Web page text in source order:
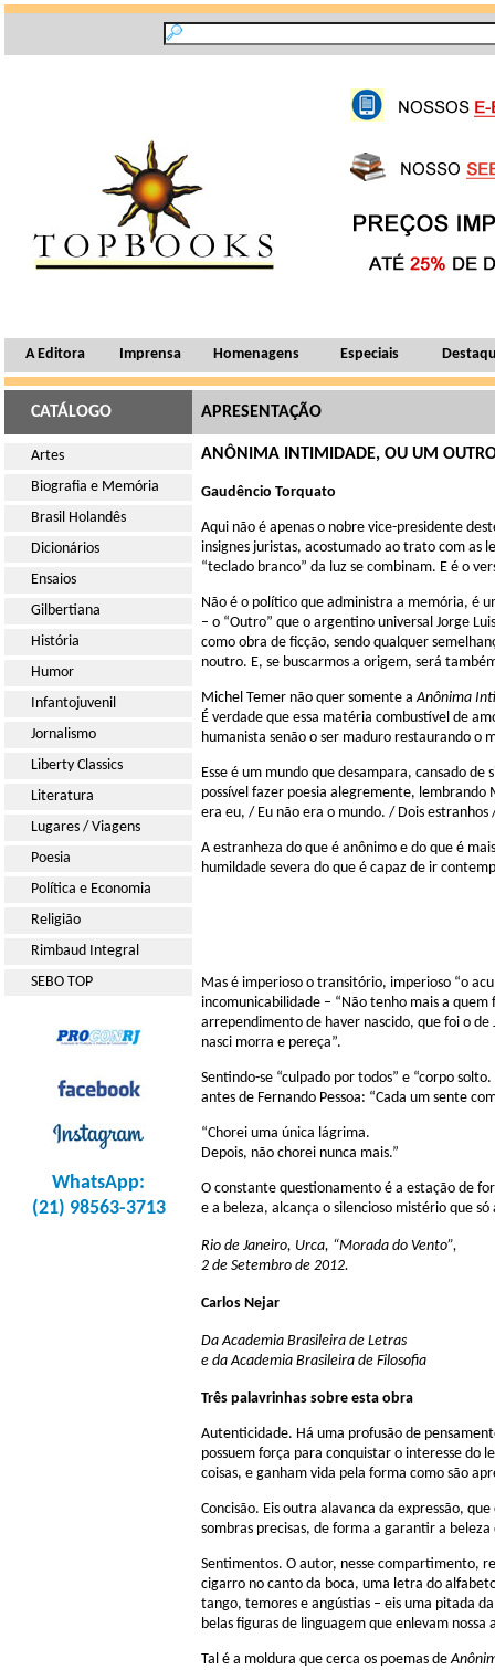
A Editora Imprensa Homenagens Especiais
CATÁLOGO APRESENTAÇÃO
Artes
Biografia e Memória
Brasil Holandês
Dicionários
Ensaios
Gilbertiana
História
Humor
Infantojuvenil
Jornalismo
Liberty Classics
Literatura
Lugares / Viagens
Poesia
Política e Economia
Religião
Rimbaud Integral
SEBO TOP
WhatsApp:
(21) 98563-3713
ANÔNIMA INTIMIDADE, OU UM
Gaudêncio Torquato
Aqui não é apenas o nobre vice-presidente
insignes juristas, acostumado ao trato com as
“teclado branco” da luz se combinam. E é o
Não é o político que administra a memória, é
– o “Outro” que o argentino universal Jorge
como obra de ficção, sendo qualquer
noutro. E, se buscarmos a origem, será
Michel Temer não quer somente aAnônima
É verdade que essa matéria combustível de
humanista senão o ser maduro restaurando o
Esse é um mundo que desampara, cansado
possível fazer poesia alegremente, lembrando
era eu, / Eu não era o mundo. / Dois
A estranheza do que é anônimo e do que é
humildade severa do que é capaz de ir
Mas é imperioso o transitório, imperioso “o
incomunicabilidade – “Não tenho mais a
arrependimento de haver nascido, que foi o de
nasci morra e pereça”.
Sentindo-se “culpado por todos” e “corpo
antes de Fernando Pessoa: “Cada um sente
“Chorei uma única lágrima.
Depois, não chorei nunca mais.”
O constante questionamento é a estação de
e a beleza, alcança o silencioso mistério que
Rio de Janeiro, Urca, “Morada do Vento”,
2 de Setembro de 2012.
Carlos Nejar
Da Academia Brasileira de Letras
e da Academia Brasileira de Filosofia
Três palavrinhas sobre esta obra
Autenticidade. Há uma profusão de
possuem força para conquistar o interesse do
coisas, e ganham vida pela forma como são
Concisão. Eis outra alavanca da expressão,
sombras precisas, de forma a garantir a
Sentimentos. O autor, nesse compartimento,
cigarro no canto da boca, uma letra do
tango, temores e angústias – eis uma pitada
belas figuras de linguagem que enlevam nossa
Tal é a moldura que cerca os poemas de